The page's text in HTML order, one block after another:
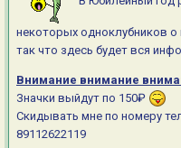
некоторых одноклубников о
так что здесь будет вся
Внимание внимание
Значки выйдут по 150₽
Скидывать мне по номеру
89112622119